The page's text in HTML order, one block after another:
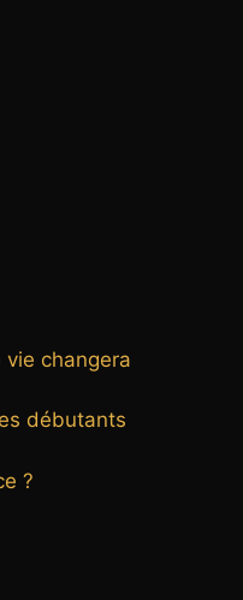
changera
débutants
?